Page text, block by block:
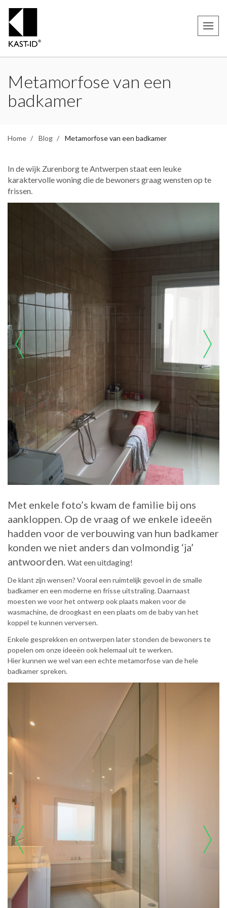
Metamorfose van een
badkamer
Home Blog Metamorfose van een badkamer
In de wijk Zurenborg te Antwerpen staat een leuke
karaktervolle woning die de bewoners graag wensten op te
frissen.
prev next
Met enkele foto’s kwam de familie bij ons
aankloppen. Op de vraag of we enkele ideeën
hadden voor de verbouwing van hun badkamer
konden we niet anders dan volmondig ‘ja’
antwoorden. Wat een uitdaging!
De klant zijn wensen? Vooral een ruimtelijk gevoel in de smalle
badkamer en een moderne en frisse uitstraling. Daarnaast
moesten we voor het ontwerp ook plaats maken voor de
wasmachine, de droogkast en een plaats om de baby van het
koppel te kunnen verversen.
Enkele gesprekken en ontwerpen later stonden de bewoners te
popelen om onze ideeën ook helemaal uit te werken.
Hier kunnen we wel van een echte metamorfose van de hele
badkamer spreken.
prev next